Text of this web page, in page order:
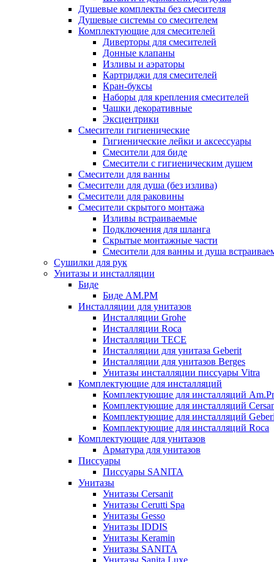
Душевые комплекты без смесителя
Душевые системы со смесителем
Комплектующие для смесителей
Диверторы для смесителей
Донные клапаны
Изливы и аэраторы
Картриджи для смесителей
Кран-буксы
Наборы для крепления смесителей
Чашки декоративные
Эксцентрики
Смесители гигиенические
Гигиенические лейки и аксессуары
Смесители для биде
Смесители с гигиеническим душем
Смесители для ванны
Смесители для душа (без излива)
Смесители для раковины
Смесители скрытого монтажа
Изливы встраиваемые
Подключения для шланга
Скрытые монтажные части
Смесители для ванны и душа
Сушилки для рук
Унитазы и инсталляции
Биде
Биде AM.PM
Инсталляции для унитазов
Инсталляции Grohe
Инсталляции Roca
Инсталляции TECE
Инсталляции для унитаза Geberit
Инсталляции для унитазов Berges
Унитазы инсталляции писсуары Vitra
Комплектующие для инсталляций
Комплектующие для инсталляций
Комплектующие для инсталляций
Комплектующие для инсталляций
Комплектующие для инсталляций Roca
Комплектующие для унитазов
Арматура для унитазов
Писсуары
Писсуары SANITA
Унитазы
Унитазы Cersanit
Унитазы Cerutti Spa
Унитазы Gesso
Унитазы IDDIS
Унитазы Keramin
Унитазы SANITA